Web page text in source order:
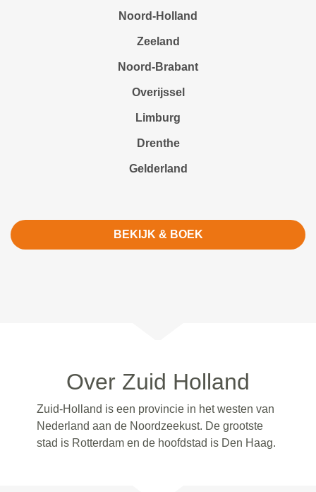
Noord-Holland
Zeeland
Noord-Brabant
Overijssel
Limburg
Drenthe
Gelderland
BEKIJK & BOEK
Over Zuid Holland
Zuid-Holland is een provincie in het westen van
Nederland aan de Noordzeekust. De grootste
stad is Rotterdam en de hoofdstad is Den Haag.